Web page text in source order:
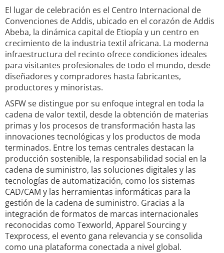
El lugar de celebración es el Centro Internacional de
Convenciones de Addis, ubicado en el corazón de Addis
Abeba, la dinámica capital de Etiopía y un centro en
crecimiento de la industria textil africana. La moderna
infraestructura del recinto ofrece condiciones ideales
para visitantes profesionales de todo el mundo, desde
diseñadores y compradores hasta fabricantes,
productores y minoristas.
ASFW se distingue por su enfoque integral en toda la
cadena de valor textil, desde la obtención de materias
primas y los procesos de transformación hasta las
innovaciones tecnológicas y los productos de moda
terminados. Entre los temas centrales destacan la
producción sostenible, la responsabilidad social en la
cadena de suministro, las soluciones digitales y las
tecnologías de automatización, como los sistemas
CAD/CAM y las herramientas informáticas para la
gestión de la cadena de suministro. Gracias a la
integración de formatos de marcas internacionales
reconocidas como Texworld, Apparel Sourcing y
Texprocess, el evento gana relevancia y se consolida
como una plataforma conectada a nivel global.